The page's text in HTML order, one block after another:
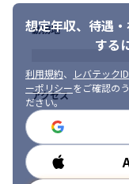
1.オフィス内ネット
新しいオフィスへの
クの設計・構築を担
を目指し、トラブルシ
※場合によっては出
2.社内システムの整備
プロジェクトを推進
入、ライセンス管理
想定年収、待遇・
する
利用規約、 レバテック
ーポリシーをご確認の
ださい。
勤務地
アクセス
勤務時間